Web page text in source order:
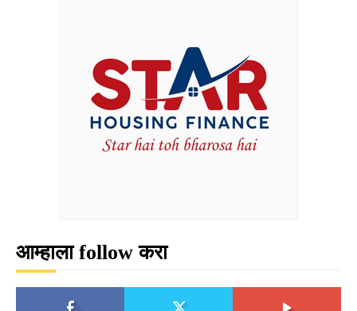
आम्हाला follow करा